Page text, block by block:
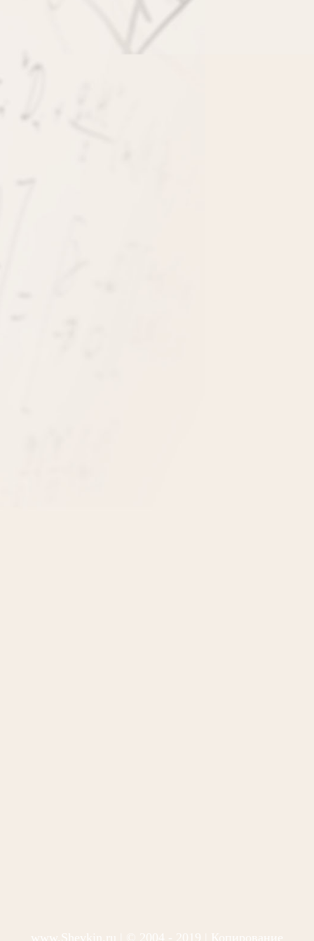
www.Shevkin.ru | © 2004 - 2019 | Копирование